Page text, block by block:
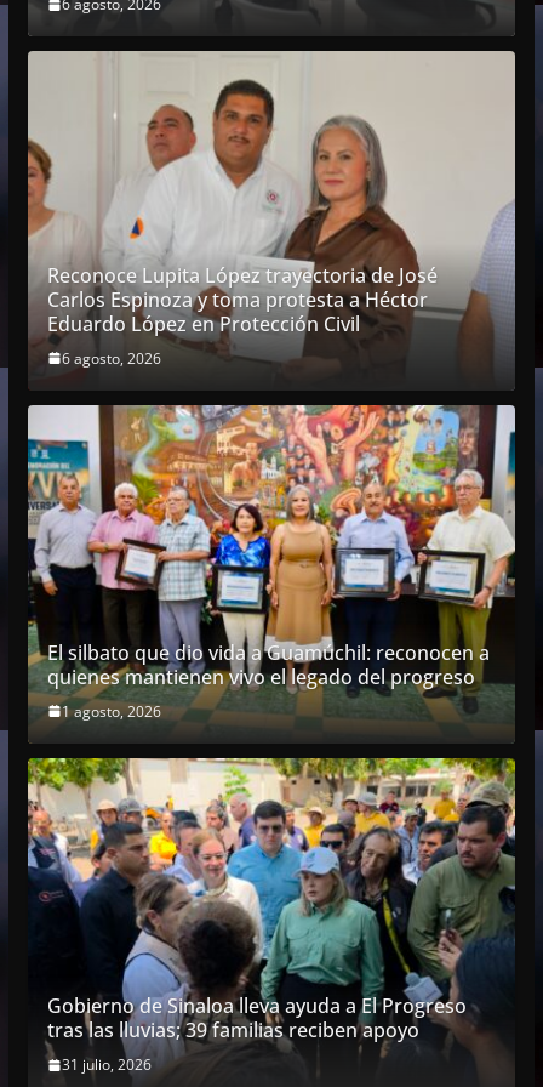
6 agosto, 2026
Reconoce Lupita López trayectoria de José
Carlos Espinoza y toma protesta a Héctor
Eduardo López en Protección Civil
6 agosto, 2026
El silbato que dio vida a Guamúchil: reconocen a
quienes mantienen vivo el legado del progreso
1 agosto, 2026
Gobierno de Sinaloa lleva ayuda a El Progreso
tras las lluvias; 39 familias reciben apoyo
31 julio, 2026